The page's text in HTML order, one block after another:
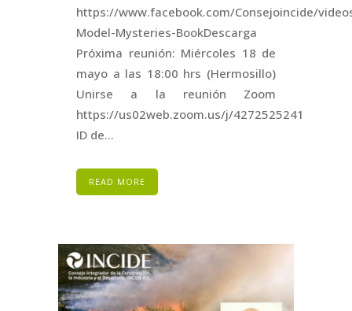
https://www.facebook.com/Consejoincide/
Model-Mysteries-BookDescarga
Próxima reunión: Miércoles 18 de
mayo a las 18:00 hrs (Hermosillo)
Unirse a la reunión Zoom
https://us02web.zoom.us/j/4272525241
ID de...
READ MORE